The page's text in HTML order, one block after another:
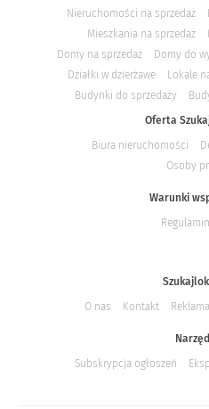
Nieruchomości na sprzedaż
Mieszkania na sprzedaż
Domy na sprzedaż
Domy do
Działki w dzierżawe
Lokale
Budynki do sprzedaży
Oferta
Biura nieruchomości
Osoby
Warunki
O nas
Kontakt Reklama
Subskrypcja ogłoszeń